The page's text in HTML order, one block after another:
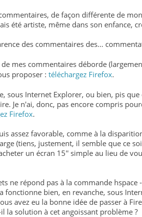
de façon différente de
été artiste, même dans son enfance,
des commentaires des...
mes commentaires déborde
proposer : téléchargez Firefox.
sous Internet Explorer, ou bien, pis
Je n'ai, donc, pas encore compris
Firefox.
assez favorable, comme à la
(tiens, justement, il semble que ce
un écran 15'' simple au lieu de
ne répond pas à la commande
bien, en revanche, sous
avez eu la bonne idée de passer à
la solution à cet angoissant problème ?